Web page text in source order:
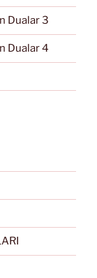
Dualar 3
Dualar 4